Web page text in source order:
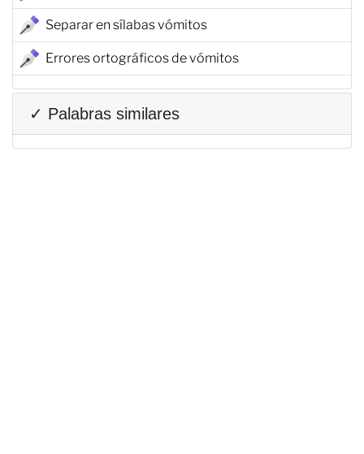
Separar en sílabas vómitos
Errores ortográficos de vómitos
✓ Palabras similares